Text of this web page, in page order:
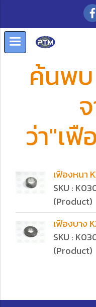
ค้นพบ
ว่า"เฟื
เฟืองหนา
SKU :
(Product)
เฟืองบาง
SKU :
(Product)